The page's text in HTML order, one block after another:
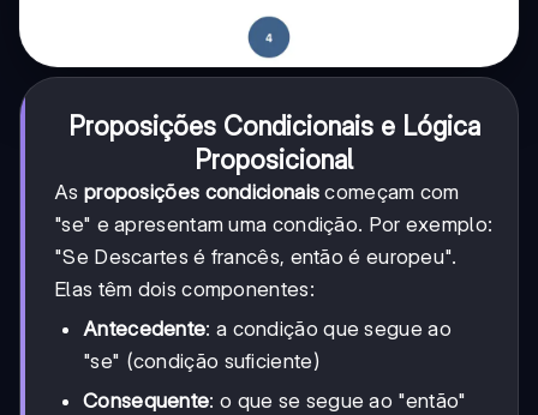
Proposições Condicionais e Lógica
Proposicional
As proposições condicionais começam com
"se" e apresentam uma condição. Por exemplo:
"Se Descartes é francês, então é europeu".
Elas têm dois componentes:
Antecedente: a condição que segue ao
"se" (condição suficiente)
Consequente: o que se segue ao "então"